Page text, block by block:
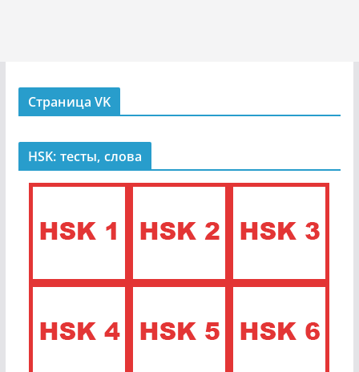
Страница VK
HSK: тесты, слова